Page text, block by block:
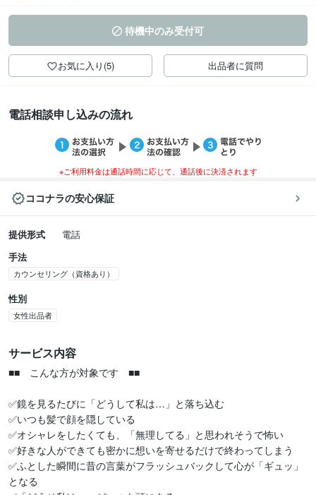
待機中のみ受付可
お気に入り(5) 出品者に質問
電話相談申し込みの流れ
※ご利用料金は通話時間に応じて、通話後に決済されます
ココナラの安心保証
提供形式
電話
手法
カウンセリング（資格あり）
性別
女性出品者
サービス内容
■■　こんな方が対象です　■■
✅鏡を見るたびに「どうして私は…」と落ち込む
✅いつも髪で顔を隠している
✅オシャレをしたくても、「無理してる」と思われそうで怖い
✅好きな人ができても密かに想いを寄せるだけで終わってしまう
✅ふとした瞬間に昔の言葉がフラッシュバックして心が「ギュッ」
となる